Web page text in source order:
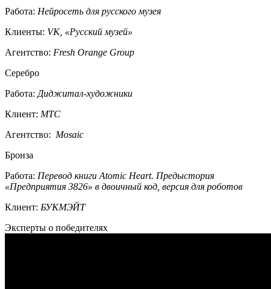
Работа: Нейросеть для русского музея
Клиенты: VK, «Русский музей»
Агентство: Fresh Orange Group
Серебро
Работа: Диджитал-художники
Клиент: МТС
Агентство: Mosaic
Бронза
Работа: Перевод книги Atomic Heart. Предыстория
«Предприятия 3826» в двоичный код, версия для роботов
Клиент: БУКМЭЙТ
Эксперты о победителях